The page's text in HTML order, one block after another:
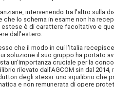
intervenendo tra l'altro sulla
lo schema in esame non ha
è di carattere facoltativo e
dall'estero.
che il modo in cui l'Italia
soluzione il suo gruppo ha portato
un'importanza cruciale per la
rilevato dall'AGCOM sin dal
degli stessi: uno squilibrio che
e non remunerata di opere